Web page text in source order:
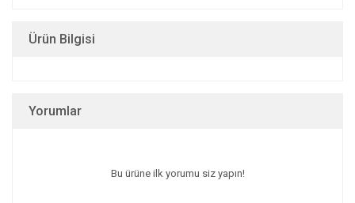
Ürün Bilgisi
Yorumlar
Bu ürüne ilk yorumu siz yapın!